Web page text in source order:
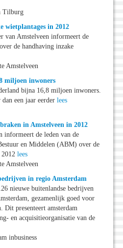
Tilburg
wietplantages in 2012
van Amstelveen informeert de
de handhaving inzake
Amstelveen
miljoen inwoners
bijna 16,8 miljoen inwoners.
een jaar eerder lees
in Amstelveen in 2012
informeert de leden van de
en Middelen (ABM) over de
lees
Amstelveen
in regio Amsterdam
nieuwe buitenlandse bedrijven
gezamenlijk goed voor
Dit presenteert amsterdam
en acquisitieorganisatie van de
inbusiness